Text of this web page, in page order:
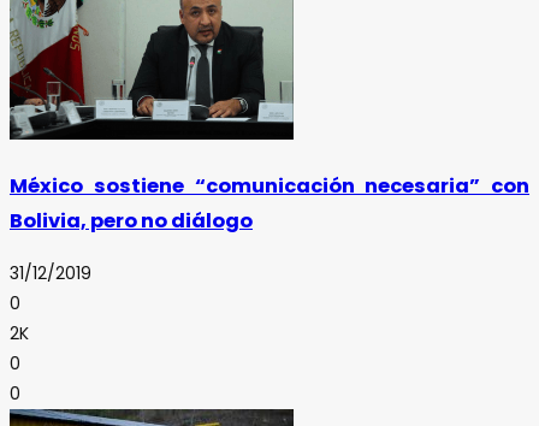
México sostiene “comunicación necesaria” con
Bolivia, pero no diálogo
31/12/2019
0
2K
0
0